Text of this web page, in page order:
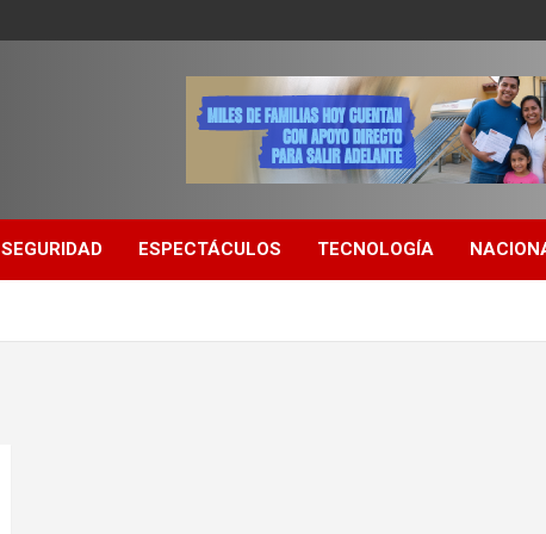
SEGURIDAD ESPECTÁCULOS TECNOLOGÍA